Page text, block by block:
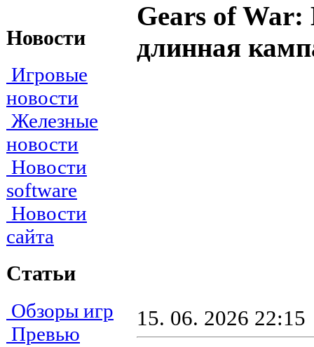
Новости
Игровые
новости
Железные
новости
Новости
software
Новости
сайта
Статьи
Обзоры игр
Превью
Gears of
длинная
15. 06. 2026 22:15